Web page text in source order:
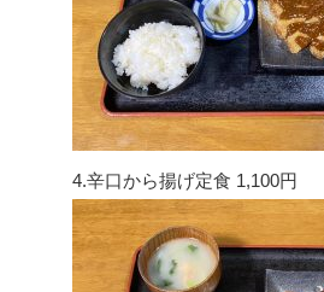
4.辛口から揚げ定食 1,100円